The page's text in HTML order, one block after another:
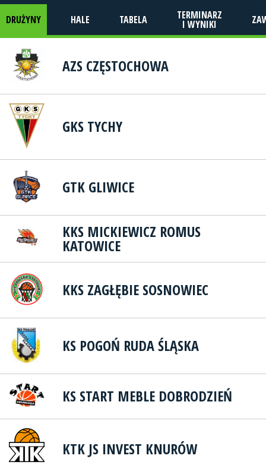
DRUŻYNY HALE TABELA TERMINARZ
I WYNIKI
AZS CZĘSTOCHOWA
GKS TYCHY
GTK GLIWICE
KKS MICKIEWICZ ROMUS
KATOWICE
KKS ZAGŁĘBIE SOSNOWIEC
KS POGOŃ RUDA ŚLĄSKA
KS START MEBLE DOBRODZIEŃ
KTK JS INVEST KNURÓW